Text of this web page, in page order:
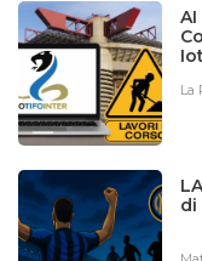
AI
La
di